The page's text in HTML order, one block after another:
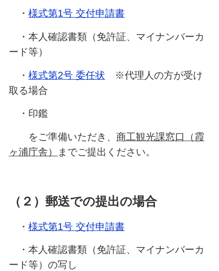
・ 様式第1号 交付申請書
・本人確認書類（免許証、マイナンバーカ
ード等）
・ 様式第2号 委任状 ※代理人の方が受け
取る場合
・印鑑
をご準備いただき、 商工観光課窓口（霞
ヶ浦庁舎）
までご提出ください。
（２）郵送での提出の場合
・ 様式第1号 交付申請書
・本人確認書類（免許証、マイナンバーカ
ード等）の写し